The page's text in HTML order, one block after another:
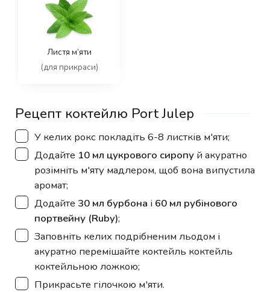
Листя м’яти
(для прикраси)
Рецепт коктейлю Port Julep
▢
У келих рокс покладіть 6-8 листків м'яти;
▢
Додайте 10 мл цукрового сиропу й акуратно
розімніть м'яту мадлером, щоб вона випустила
аромат;
▢
Додайте 30 мл бурбона і 60 мл рубінового
портвейну (Ruby);
▢
Заповніть келих подрібненим льодом і
акуратно перемішайте коктейль коктейль
коктейльною ложкою;
▢
Прикрасьте гілочкою м'яти.